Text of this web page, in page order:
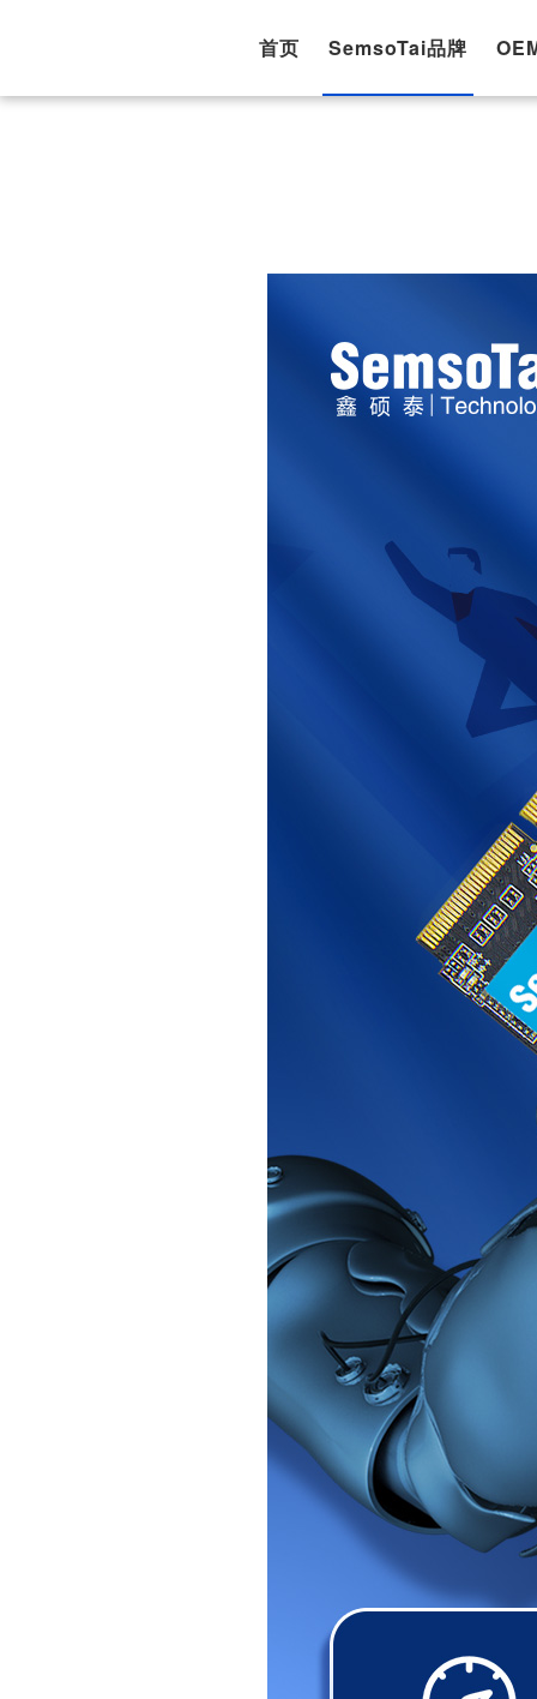
首页 SemsoTai品牌